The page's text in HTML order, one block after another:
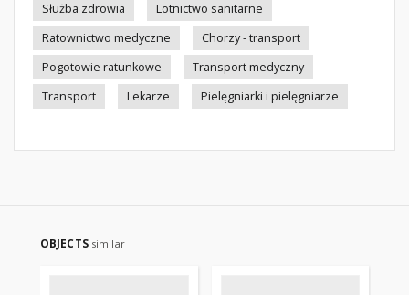
Służba zdrowia
Lotnictwo sanitarne
Ratownictwo medyczne
Chorzy - transport
Pogotowie ratunkowe
Transport medyczny
Transport
Lekarze Pielęgniarki i pielęgniarze
OBJECTS similar